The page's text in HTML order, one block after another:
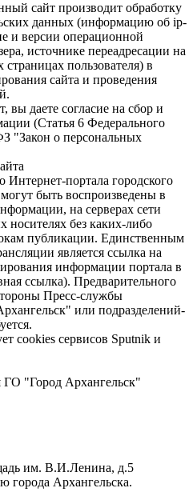
сайт производит обработку
данных (информацию об ip-
и версии операционной
источнике переадресации на
пользователя) в
сайта и проведения
вы даете согласие на сбор и
(Статья 6 Федерального
"Закон о персональных
портала городского
быть воспроизведены в
на серверах сети
без каких-либо
публикации. Единственным
является ссылка на
информации портала в
ссылка). Предварительного
Пресс-службы
или подразделений-
cookies сервисов Sputnik и
"Город Архангельск"
им. В.И.Ленина, д.5
города Архангельска.